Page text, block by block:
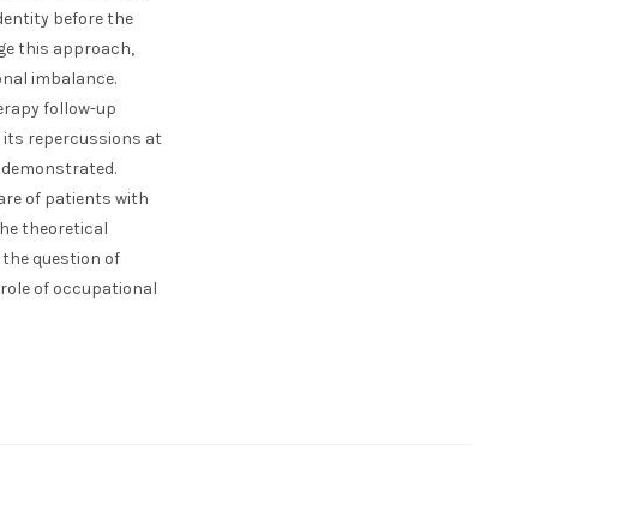
before the
this approach,
imbalance.
follow-up
repercussions at
of patients with
theoretical
question of
of occupational